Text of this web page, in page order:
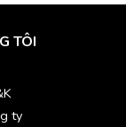
TÔI
ty